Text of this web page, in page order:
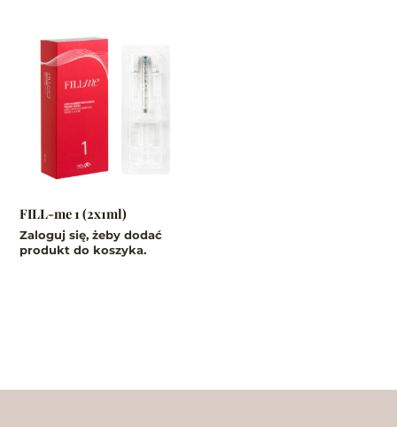
FILL-me 1 (2x1ml)
Zaloguj się, żeby dodać
produkt do koszyka.